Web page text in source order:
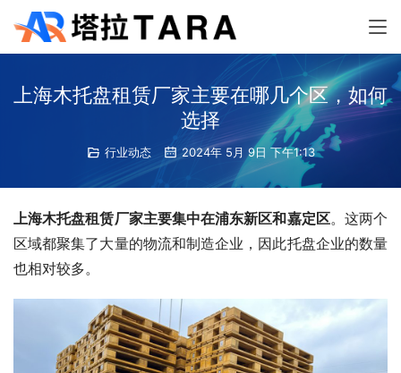
上海木托盘租赁厂家主要在哪几个区，如何
选择
行业动态 2024年 5月 9日 下午1:13
上海木托盘租赁厂家主要集中在浦东新区和嘉定区。这两个
区域都聚集了大量的物流和制造企业，因此托盘企业的数量
也相对较多。